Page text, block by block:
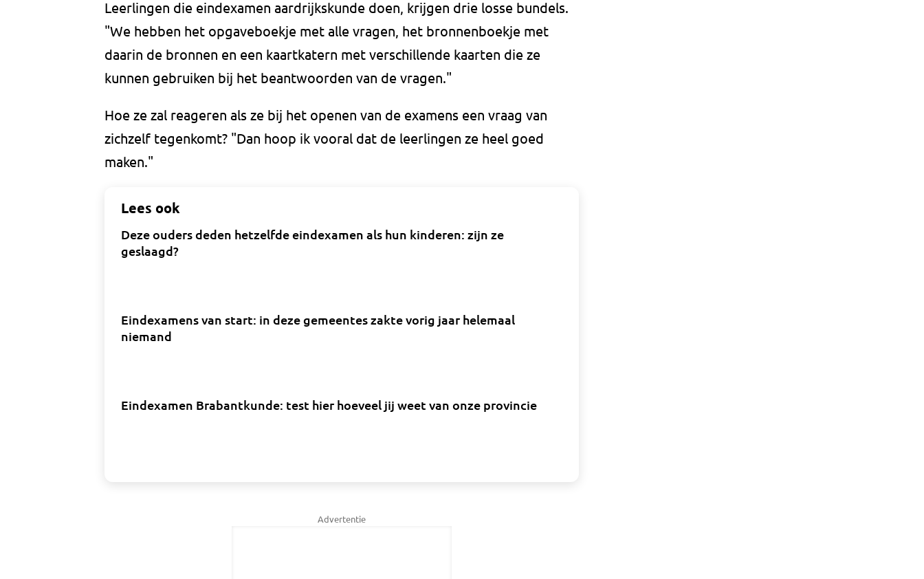
Leerlingen die eindexamen aardrijkskunde doen, krijgen drie losse bundels.
"We hebben het opgaveboekje met alle vragen, het bronnenboekje met
daarin de bronnen en een kaartkatern met verschillende kaarten die ze
kunnen gebruiken bij het beantwoorden van de vragen."
Hoe ze zal reageren als ze bij het openen van de examens een vraag van
zichzelf tegenkomt? "Dan hoop ik vooral dat de leerlingen ze heel goed
maken."
Lees ook
Deze ouders deden hetzelfde eindexamen als hun kinderen: zijn ze
geslaagd?
Eindexamens van start: in deze gemeentes zakte vorig jaar helemaal
niemand
Eindexamen Brabantkunde: test hier hoeveel jij weet van onze provincie
Advertentie